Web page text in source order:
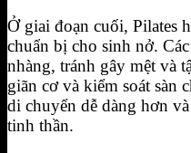
Ở giai đoạn cuối, Pilates
chuẩn bị cho sinh nở.
nhàng, tránh gây mệt và
giãn cơ và kiểm soát sàn
di chuyển dễ dàng hơn
tinh thần.